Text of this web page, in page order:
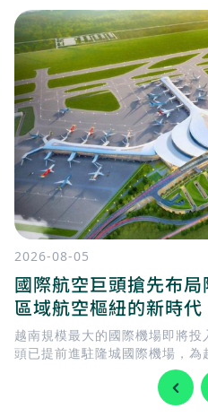
2026-08-05
國際航空巨頭搶先布
區域航空樞紐的新時代
越南規模最大的國際機場即將
頭已提前進駐隆城國際機場，為